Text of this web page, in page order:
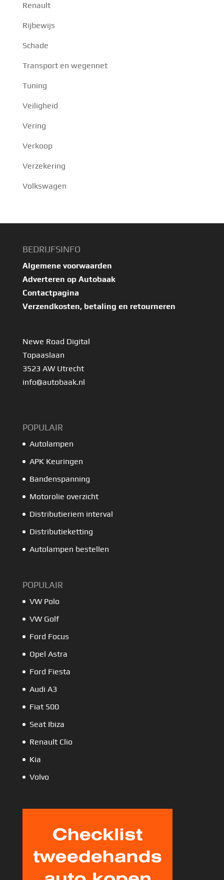
Renault
Rijbewijs
Schade
Transport en wegennet
Tuning
Veiligheid
Vering
Verkoop
Verzekering
Volkswagen
BEDRIJFSINFO
Algemene voorwaarden
Adverteren op Autobaak
Contactpagina
Verzendkosten, betaling en retourneren
Newe Road Digital
Topaaslaan
3523 AW Utrecht
info@autobaak.nl
POPULAIR
Autolampen
APK Keuringen
Bandenspanning
Motorolie overzicht
Distributieriem interval
Distributieketting
Autolampen bestellen
POPULAIR
VW Polo
VW Golf
Ford Focus
Opel Astra
Ford Fiesta
Audi A3
Fiat 500
Seat Ibiza
Renault Clio
Kia
Volvo